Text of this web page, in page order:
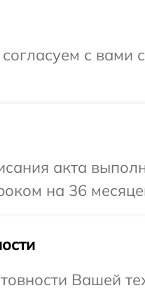
с вами
акта
на 36
Вашей